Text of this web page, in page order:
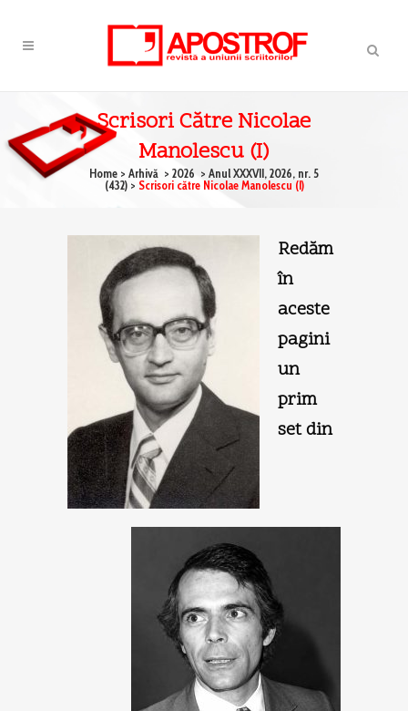
Scrisori Către Nicolae
Manolescu (I)
Home > Arhivă > 2026 > Anul XXXVII, 2026, nr. 5
(432)> Scrisori către Nicolae Manolescu (I)
Redăm
în
aceste
pagini
un
prim
set din